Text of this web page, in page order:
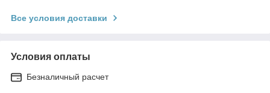
Все условия доставки
Условия оплаты
Безналичный расчет